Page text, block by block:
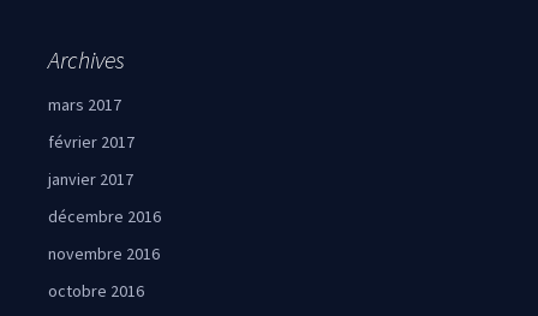
Archives
mars 2017
février 2017
janvier 2017
décembre 2016
novembre 2016
octobre 2016